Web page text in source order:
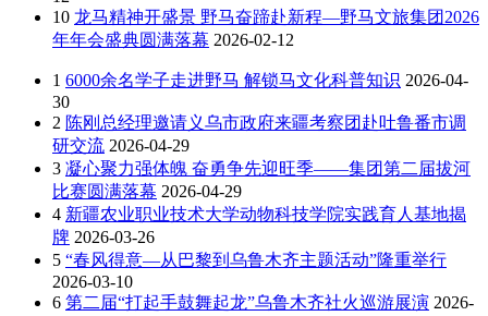
10 龙马精神开盛景 野马奋蹄赴新程—野马文旅集团2026
年年会盛典圆满落幕 2026-02-12
1 6000余名学子走进野马 解锁马文化科普知识 2026-04-
30
2 陈刚总经理邀请义乌市政府来疆考察团赴吐鲁番市调
研交流 2026-04-29
3 凝心聚力强体魄 奋勇争先迎旺季——集团第二届拔河
比赛圆满落幕 2026-04-29
4 新疆农业职业技术大学动物科技学院实践育人基地揭
牌 2026-03-26
5 “春风得意—从巴黎到乌鲁木齐主题活动”隆重举行
2026-03-10
6 第二届“打起手鼓舞起龙”乌鲁木齐社火巡游展演 2026-